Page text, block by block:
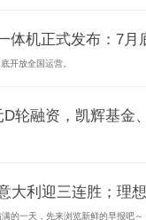
体机正式发布：7月
开放全国运营。
轮融资，凯辉基金
大利迎三连胜；理
的一天，先来浏览新鲜的早报吧～